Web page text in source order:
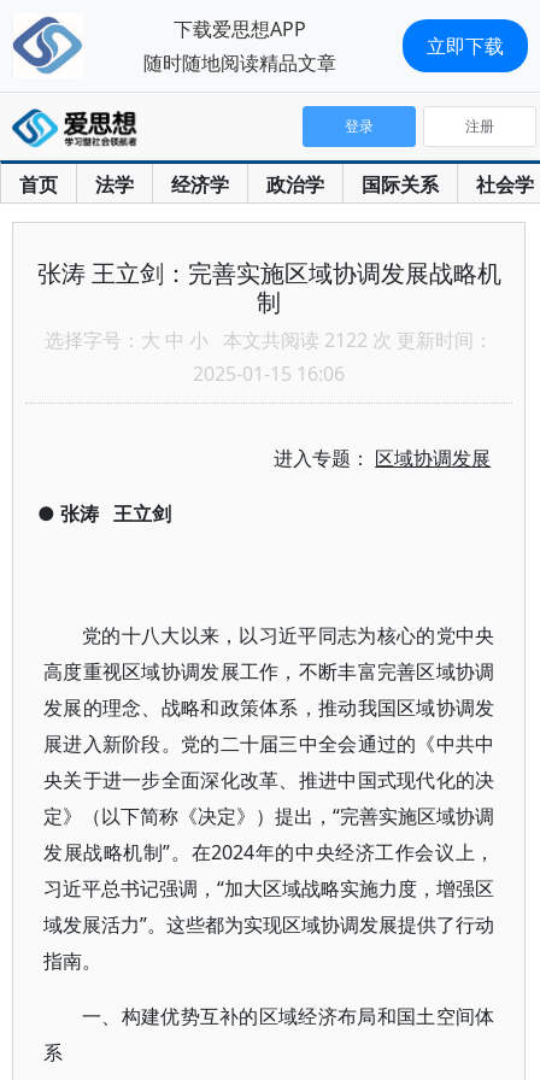
首页 法学 经济学 政治学 国际关系 社会学
登录 注册
张涛 王立剑：完善实施区域协调发展战略机
制
选择字号： 大 中 小 本文共阅读 2122 次 更新时间：
2025-01-15 16:06
进入专题： 区域协调发展
● 张涛 王立剑
党的十八大以来，以习近平同志为核心的党中央
高度重视区域协调发展工作，不断丰富完善区域协调
发展的理念、战略和政策体系，推动我国区域协调发
展进入新阶段。党的二十届三中全会通过的《中共中
央关于进一步全面深化改革、推进中国式现代化的决
定》（以下简称《决定》）提出，“完善实施区域协调
发展战略机制”。在2024年的中央经济工作会议上，
习近平总书记强调，“加大区域战略实施力度，增强区
域发展活力”。这些都为实现区域协调发展提供了行动
指南。
一、构建优势互补的区域经济布局和国土空间体
系
下载爱思想APP
随时随地阅读精品文章
立即下载